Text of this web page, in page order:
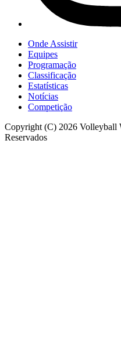
Onde Assistir
Equipes
Programação
Classificação
Estatísticas
Notícias
Competição
Copyright (C) 2026 Volleyball
Reservados